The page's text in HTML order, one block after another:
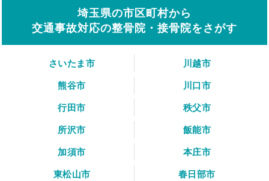
埼玉県の市区町村から
交通事故対応の整骨院・接骨院をさがす
さいたま市
川越市
熊谷市
川口市
行田市
秩父市
所沢市
飯能市
加須市
本庄市
東松山市
春日部市